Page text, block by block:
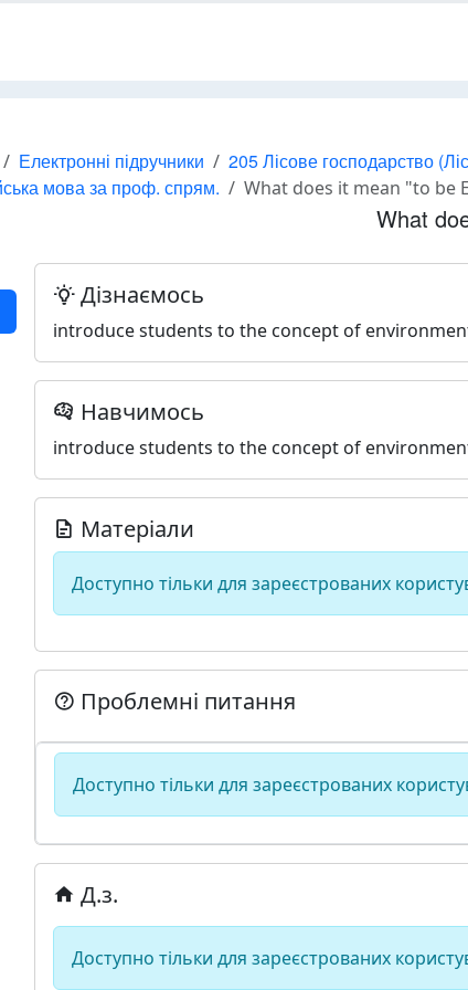
Електронні підручники
205 Лісове господарство
мова за проф. спрям.
What does it mean "to be
What
Дізнаємось
introduce students to the concept of
Навчимось
introduce students to the concept of
Матеріали
Доступно тільки для зареєстрованих
Проблемні питання
Доступно тільки для зареєстрованих
Д.з.
Доступно тільки для зареєстрованих